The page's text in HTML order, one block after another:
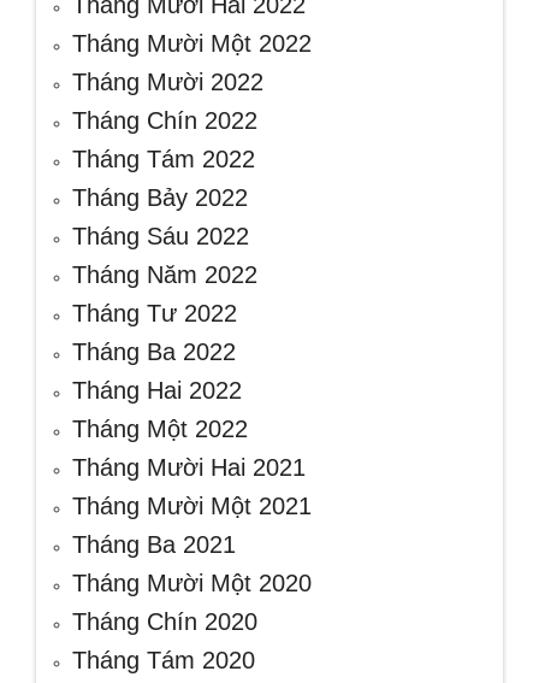
Tháng Mười Một 2022
Tháng Mười 2022
Tháng Chín 2022
Tháng Tám 2022
Tháng Bảy 2022
Tháng Sáu 2022
Tháng Năm 2022
Tháng Tư 2022
Tháng Ba 2022
Tháng Hai 2022
Tháng Một 2022
Tháng Mười Hai 2021
Tháng Mười Một 2021
Tháng Ba 2021
Tháng Mười Một 2020
Tháng Chín 2020
Tháng Tám 2020